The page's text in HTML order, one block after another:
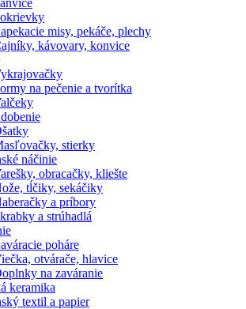
misy, pekáče, plechy
kávovary, konvice
na pečenie a tvorítka
stierky
náčinie
obracačky, kliešte
tĺčiky, sekáčiky
a príbory
a strúhadlá
poháre
otvárače, hlavice
na zaváranie
keramika
textil a papier